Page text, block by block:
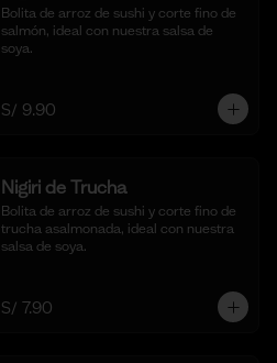
Bolita de arroz de sushi y corte fino de
salmón, ideal con nuestra salsa de
soya.
S/ 9.90
Nigiri de Trucha
Bolita de arroz de sushi y corte fino de
trucha asalmonada, ideal con nuestra
salsa de soya.
S/ 7.90